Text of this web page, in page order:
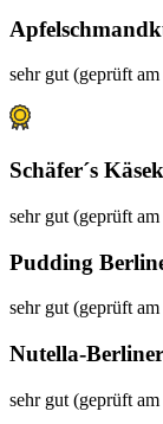
sehr gut (geprüft
Schäfer´s
sehr gut (geprüft
Pudding
sehr gut (geprüft
Nutella-Berliner
sehr gut (geprüft